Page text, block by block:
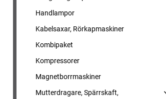
Handlampor
Kabelsaxar, Rörkapmaskiner
Kombipaket
Kompressorer
Magnetborrmaskiner
Mutterdragare, Spärrskaft,